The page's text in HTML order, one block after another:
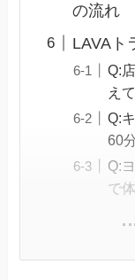
の流れ
LAVAト
Q:
え
Q:
60
Q:
で